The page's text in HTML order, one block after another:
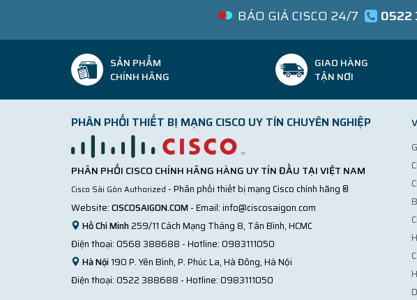
BÁO GIÁ CISCO 24/7 0522
SẢN PHẨM
CHÍNH HÃNG
GIAO HÀNG
TẬN NƠI
PHÂN PHỐI THIẾT BỊ MẠNG CISCO UY TÍN CHUYÊN NGHIỆP
PHÂN PHỐI CISCO CHÍNH HÃNG HÀNG UY TÍN ĐẦU TẠI VIỆT NAM
Cisco Sài Gòn Authorized - Phân phối thiết bị mạng Cisco chính hãng ®
Website:CISCOSAIGON.COM - Email:info@ciscosaigon.com
Hồ Chí Minh259/11 Cách Mạng Tháng 8, Tân Bình, HCMC
Điện thoại:0568 388688 - Hotline:0983111050
Hà Nội190 P. Yên Bình, P. Phúc La, Hà Đông, Hà Nội
Điện thoại:0522 388688 - Hotline:0983111050